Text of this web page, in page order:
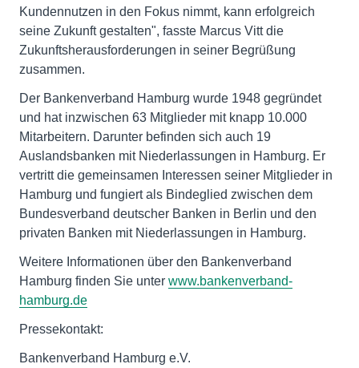
Kundennutzen in den Fokus nimmt, kann erfolgreich
seine Zukunft gestalten", fasste Marcus Vitt die
Zukunftsherausforderungen in seiner Begrüßung
zusammen.
Der Bankenverband Hamburg wurde 1948 gegründet
und hat inzwischen 63 Mitglieder mit knapp 10.000
Mitarbeitern. Darunter befinden sich auch 19
Auslandsbanken mit Niederlassungen in Hamburg. Er
vertritt die gemeinsamen Interessen seiner Mitglieder in
Hamburg und fungiert als Bindeglied zwischen dem
Bundesverband deutscher Banken in Berlin und den
privaten Banken mit Niederlassungen in Hamburg.
Weitere Informationen über den Bankenverband
Hamburg finden Sie unter www.bankenverband-
hamburg.de
Pressekontakt:
Bankenverband Hamburg e.V.